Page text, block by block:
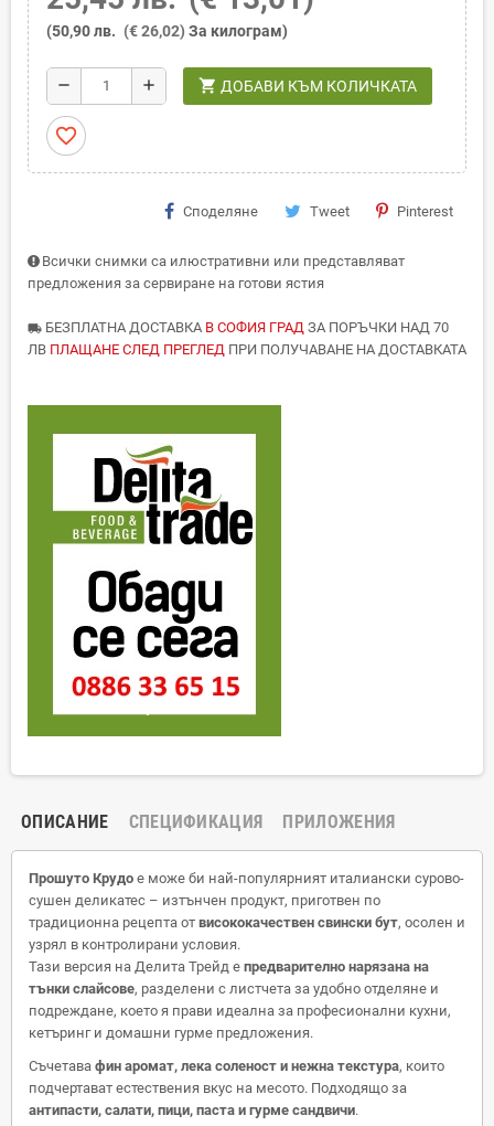
(50,90 лв. (€ 26,02) За килограм)
remove add shopping_cart ДОБАВИ КЪМ КОЛИЧКАТА
favorite_border
Споделяне Tweet Pinterest
Всички снимки са илюстративни или представляват
предложения за сервиране на готови ястия
local_shipping БЕЗПЛАТНА ДОСТАВКА В СОФИЯ ГРАД ЗА ПОРЪЧКИ НАД 70
ЛВ ПЛАЩАНЕ СЛЕД ПРЕГЛЕД ПРИ ПОЛУЧАВАНЕ НА ДОСТАВКАТА
ОПИСАНИЕ СПЕЦИФИКАЦИЯ ПРИЛОЖЕНИЯ
Прошуто Крудо е може би най-популярният италиански сурово-
сушен деликатес – изтънчен продукт, приготвен по
традиционна рецепта от висококачествен свински бут, осолен и
узрял в контролирани условия.
Тази версия на Делита Трейд е предварително нарязана на
тънки слайсове, разделени с листчета за удобно отделяне и
подреждане, което я прави идеална за професионални кухни,
кетъринг и домашни гурме предложения.
Съчетава фин аромат, лека соленост и нежна текстура, които
подчертават естествения вкус на месото. Подходящо за
антипасти, салати, пици, паста и гурме сандвичи.